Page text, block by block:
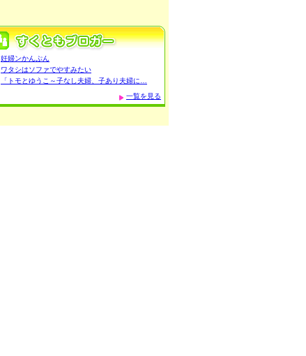
妊婦ンかんぷん
ワタシはソファでやすみたい
「トモとゆうこ～子なし夫婦、子あり夫婦に…
一覧を見る